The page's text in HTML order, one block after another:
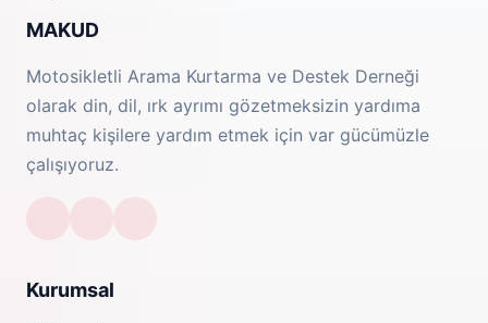
MAKUD
Motosikletli Arama Kurtarma ve Destek Derneği
olarak din, dil, ırk ayrımı gözetmeksizin yardıma
muhtaç kişilere yardım etmek için var gücümüzle
çalışıyoruz.
Kurumsal